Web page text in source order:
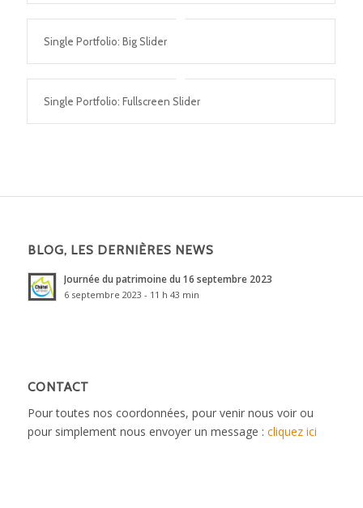
Single Portfolio: Big Slider
Single Portfolio: Fullscreen Slider
BLOG, LES DERNIÈRES NEWS
Journée du patrimoine du 16 septembre 2023
6 septembre 2023 - 11 h 43 min
CONTACT
Pour toutes nos coordonnées, pour venir nous voir ou
pour simplement nous envoyer un message : cliquez ici